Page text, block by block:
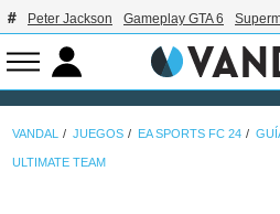
Peter Jackson Gameplay GTA 6
VANDAL JUEGOS EA SPORTS FC 24
ULTIMATE TEAM